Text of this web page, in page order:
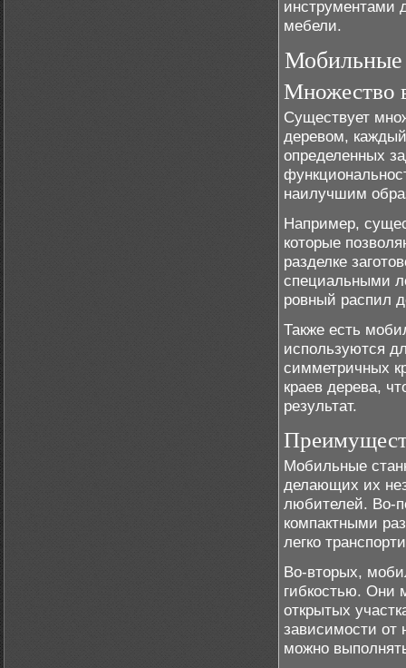
инструментами
мебели.
Мобильные
Множество
Существует
деревом,
определенных
наилучшим
Например,
которые
разделке
специальными
ровный распил
Также есть
используются
симметричных
краев дерева,
результат.
Мобильные
делающих их
любителей. Во-
компактными
легко
Во-вторых,
гибкостью. Они
открытых
зависимости от
можно